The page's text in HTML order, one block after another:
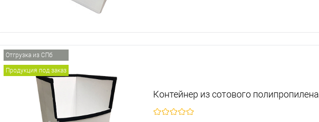
Отгрузка из СПб
Продукция под заказ
Контейнер из сотового полипропилена